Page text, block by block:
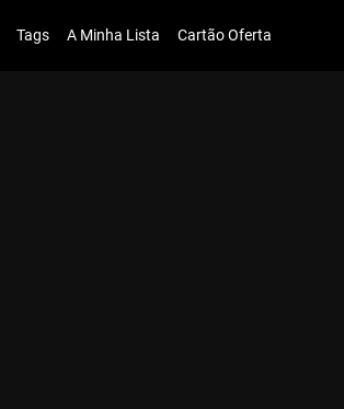
Tags A Minha Lista Cartão Oferta